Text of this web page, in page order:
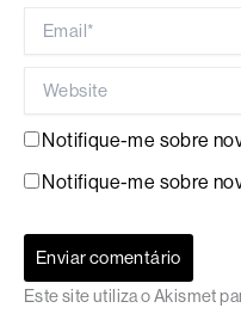
Notifique-me sobre
Notifique-me sobre
Este site utiliza o Akismet